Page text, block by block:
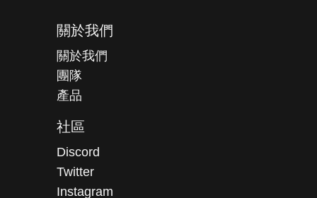
關於我們
關於我們
團隊
產品
社區
Discord
Twitter
Instagram